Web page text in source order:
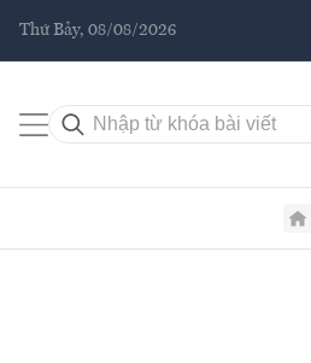
Thứ Bảy, 08/08/2026